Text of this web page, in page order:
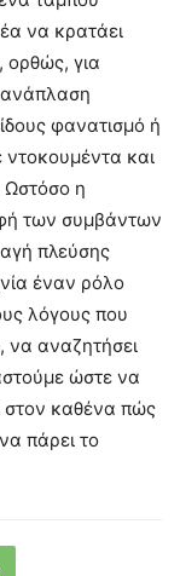
να κρατάει
ορθώς, για
ανάπλαση
φανατισμό ή
ντοκουμέντα και
Ωστόσο η
των συμβάντων
πλεύσης
έναν ρόλο
λόγους που
να αναζητήσει
ώστε να
στον καθένα πώς
πάρει το